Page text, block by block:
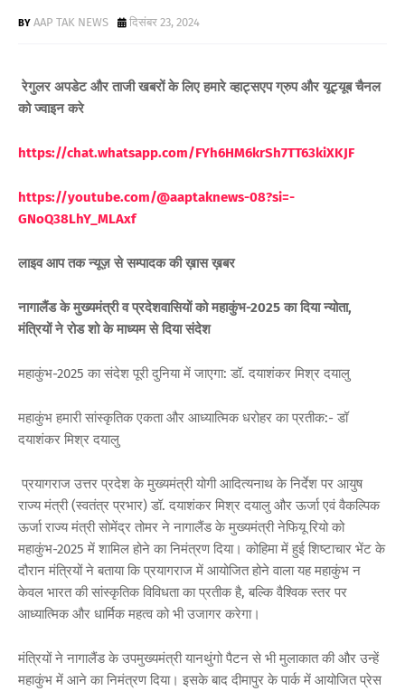
AAP TAK NEWS दिसंबर 23, 2024
रेगुलर अपडेट और ताजी खबरों के लिए हमारे व्हाट्सएप ग्रुप और यूट्यूब चैनल
को ज्वाइन करे
https://chat.whatsapp.com/FYh6HM6krSh7TT63kiXKJF
https://youtube.com/@aaptaknews-08?si=-
GNoQ38LhY_MLAxf
लाइव आप तक न्यूज़ से सम्पादक की ख़ास ख़बर
नागालैंड के मुख्यमंत्री व प्रदेशवासियों को महाकुंभ-2025 का दिया न्योता,
मंत्रियों ने रोड शो के माध्यम से दिया संदेश
महाकुंभ-2025 का संदेश पूरी दुनिया में जाएगा: डॉ. दयाशंकर मिश्र दयालु
महाकुंभ हमारी सांस्कृतिक एकता और आध्यात्मिक धरोहर का प्रतीक:- डॉ
दयाशंकर मिश्र दयालु
प्रयागराज उत्तर प्रदेश के मुख्यमंत्री योगी आदित्यनाथ के निर्देश पर आयुष
राज्य मंत्री (स्वतंत्र प्रभार) डॉ. दयाशंकर मिश्र दयालु और ऊर्जा एवं वैकल्पिक
ऊर्जा राज्य मंत्री सोमेंद्र तोमर ने नागालैंड के मुख्यमंत्री नेफियू रियो को
महाकुंभ-2025 में शामिल होने का निमंत्रण दिया। कोहिमा में हुई शिष्टाचार भेंट के
दौरान मंत्रियों ने बताया कि प्रयागराज में आयोजित होने वाला यह महाकुंभ न
केवल भारत की सांस्कृतिक विविधता का प्रतीक है, बल्कि वैश्विक स्तर पर
आध्यात्मिक और धार्मिक महत्व को भी उजागर करेगा।
मंत्रियों ने नागालैंड के उपमुख्यमंत्री यानथुंगो पैटन से भी मुलाकात की और उन्हें
महाकुंभ में आने का निमंत्रण दिया। इसके बाद दीमापुर के पार्क में आयोजित प्रेस